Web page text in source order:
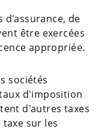
d'assurance, de
être exercées
appropriée.
sociétés
d'imposition
d'autres taxes
taxe sur les